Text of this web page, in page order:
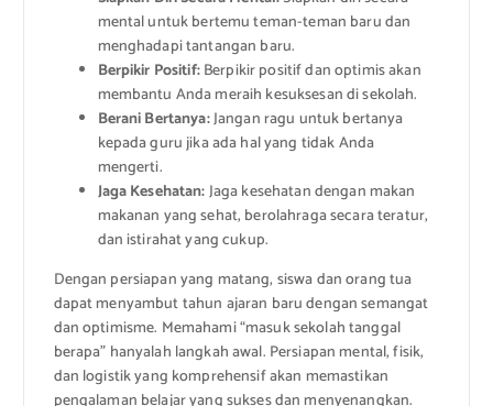
mental untuk bertemu teman-teman baru dan
menghadapi tantangan baru.
Berpikir Positif:Berpikir positif dan optimis akan
membantu Anda meraih kesuksesan di sekolah.
Berani Bertanya:Jangan ragu untuk bertanya
kepada guru jika ada hal yang tidak Anda
mengerti.
Jaga Kesehatan:Jaga kesehatan dengan makan
makanan yang sehat, berolahraga secara teratur,
dan istirahat yang cukup.
Dengan persiapan yang matang, siswa dan orang tua
dapat menyambut tahun ajaran baru dengan semangat
dan optimisme. Memahami “masuk sekolah tanggal
berapa” hanyalah langkah awal. Persiapan mental, fisik,
dan logistik yang komprehensif akan memastikan